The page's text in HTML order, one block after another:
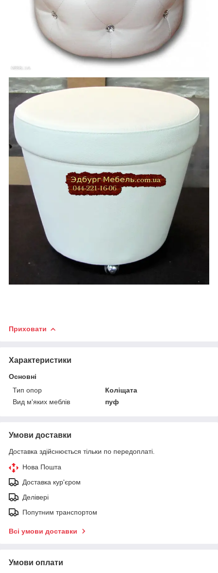
Приховати
Характеристики
Основні
Тип опор
Коліщата
Вид м'яких меблів
пуф
Умови доставки
Доставка здійснюється тільки по передоплаті.
Нова Пошта
Доставка кур'єром
Делівері
Попутним транспортом
Всі умови доставки
Умови оплати